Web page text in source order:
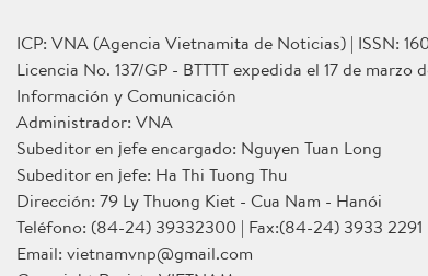
ICP: VNA (Agencia Vietnamita de Noticias) | ISSN:
Licencia No. 137/GP - BTTTT expedida el 17 de
Información y Comunicación
Administrador: VNA
Subeditor en jefe encargado: Nguyen Tuan Long
Subeditor en jefe: Ha Thi Tuong Thu
Dirección: 79 Ly Thuong Kiet - Cua Nam - Hanói
Teléfono: (84-24) 39332300 | Fax:(84-24) 3933 2291
Email: vietnamvnp@gmail.com